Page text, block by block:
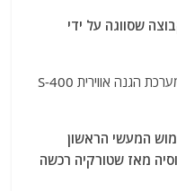
שסווגה על ידי
המעשי הראשון
מאז שטורקיה רכשה